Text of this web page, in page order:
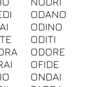
ODANO
ODINO
ODITI
ODORE
OFIDE
ONDAI